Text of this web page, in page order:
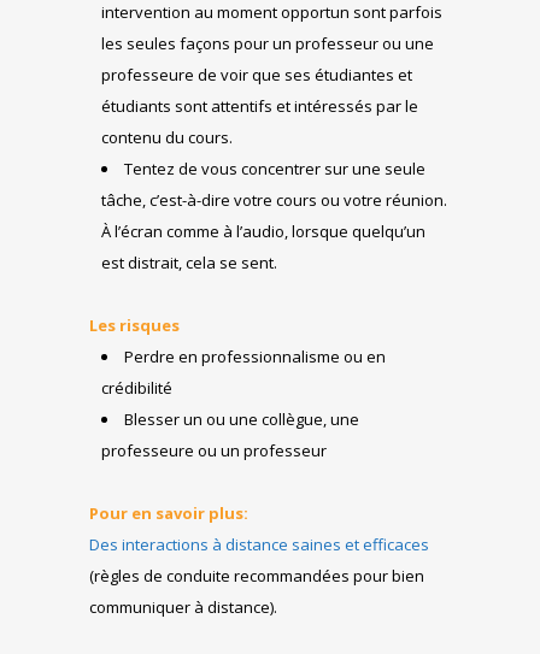
intervention au moment opportun sont parfois
les seules façons pour un professeur ou une
professeure de voir que ses étudiantes et
étudiants sont attentifs et intéressés par le
contenu du cours.
Tentez de vous concentrer sur une seule
tâche, c’est-à-dire votre cours ou votre réunion.
À l’écran comme à l’audio, lorsque quelqu’un
est distrait, cela se sent.
Les risques
Perdre en professionnalisme ou en
crédibilité
Blesser un ou une collègue, une
professeure ou un professeur
Pour en savoir plus:
Des interactions à distance saines et efficaces
(règles de conduite recommandées pour bien
communiquer à distance).